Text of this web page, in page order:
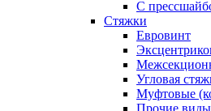
С
Стяжки
Евровинт
Угловая
Муфтовые
Прочие